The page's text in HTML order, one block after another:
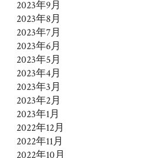
2023年9月
2023年8月
2023年7月
2023年6月
2023年5月
2023年4月
2023年3月
2023年2月
2023年1月
2022年12月
2022年11月
2022年10月